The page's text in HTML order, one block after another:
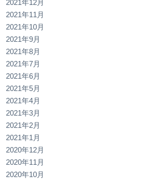
2021年12月
2021年11月
2021年10月
2021年9月
2021年8月
2021年7月
2021年6月
2021年5月
2021年4月
2021年3月
2021年2月
2021年1月
2020年12月
2020年11月
2020年10月